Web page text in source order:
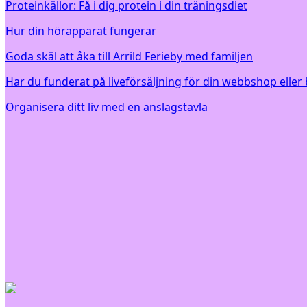
Proteinkällor: Få i dig protein i din träningsdiet
Hur din hörapparat fungerar
Goda skäl att åka till Arrild Ferieby med familjen
Har du funderat på liveförsäljning för din webbshop eller
Organisera ditt liv med en anslagstavla